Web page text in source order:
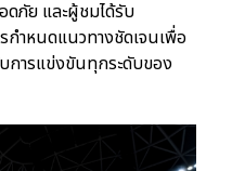
ดภัย และผู้ชมได้รับ
ำหนดแนวทางชัดเจนเพื่อ
การแข่งขันทุกระดับของ